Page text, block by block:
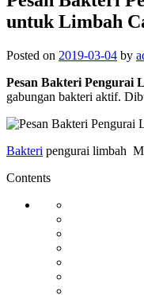
untuk Limbah
Posted on 2019-03-04 by
Pesan Bakteri Pengurai
gabungan bakteri aktif.
Bakteri pengurai limbah
Contents